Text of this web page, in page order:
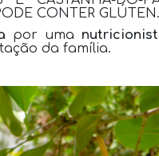
CONTER GLÚTEN.
por uma
da família.